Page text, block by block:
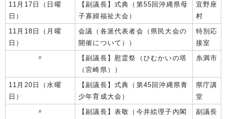
11月17日（日曜
日）
【副議長】式典（第55回沖縄県母
子寡婦福祉大会）
宜野座
村
11月18日（月曜
日）
会議（各派代表者会（県民大会の
開催について））
特別応
接室
〃
【副議長】慰霊祭（ひむかいの塔
（宮崎県））
糸満市
11月20日（水曜
日）
【副議長】式典（第45回沖縄県青
少年育成大会）
県庁講
堂
〃
【副議長】表敬（今井絵理子内閣
副議長